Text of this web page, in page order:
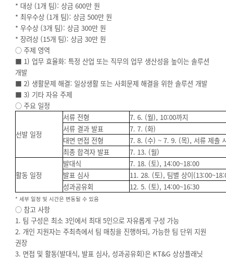
* 대상 (1개 팀): 상금 600만 원
* 최우수상 (1개 팀): 상금 500만 원
* 우수상 (3개 팀): 상금 300만 원
* 장려상 (15개 팀): 상금 30만 원
○ 주제 영역
■ 1) 업무 효율화: 특정 산업 또는 직무의 업무 생산성을 높이는 솔루션
개발
■ 2) 생활문제 해결: 일상생활 또는 사회문제 해결을 위한 솔루션 개발
■ 3) 기타 자유 주제
○ 주요 일정
선발 일정
서류 전형 7. 6. (월), 10:00까지
서류 결과 발표
7. 7. (화)
대면 면접 전형
7. 8. (수) ~ 7. 9. (목), 서류 제출
최종 합격자 발표
7. 13. (월)
활동 일정
발대식 7. 18. (토), 14:00~18:00
발표 심사
11. 28. (토), 팀별 상이
성과공유회
12. 5. (토), 14:00~16:30
* 세부 일정 및 시간은 변동될 수 있음
○ 참고 사항
1. 팀 구성은 최소 3인에서 최대 5인으로 자유롭게 구성 가능
2. 개인 지원자는 주최측에서 팀 매칭을 진행하되, 가능한 팀 단위 지원
권장
3. 면접 및 활동(발대식, 발표 심사, 성과공유회)은 KT&G 상상플래닛